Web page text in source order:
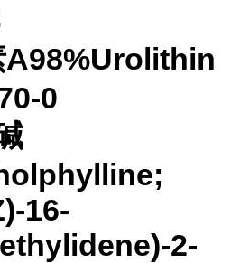
A98%Urolithin
0
16-
2-